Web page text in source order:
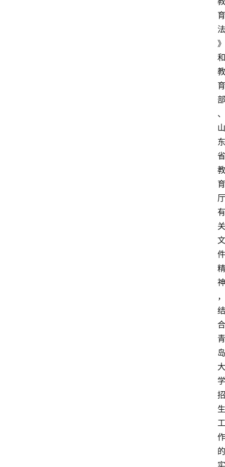
育
法
》
和
教
育
部
、
山
东
省
教
育
厅
有
关
文
件
精
神
，
结
合
青
岛
大
学
招
生
工
作
的
实